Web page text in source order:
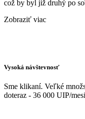
což by byl již druhý po
Zobraziť viac
Vysoká návštevnosť
Sme klikaní. Veľké
doteraz - 36 000 UIP/